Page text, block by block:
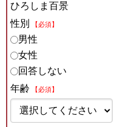
ひろしま百景
性別
【必須】
男性
女性
回答しない
年齢
【必須】